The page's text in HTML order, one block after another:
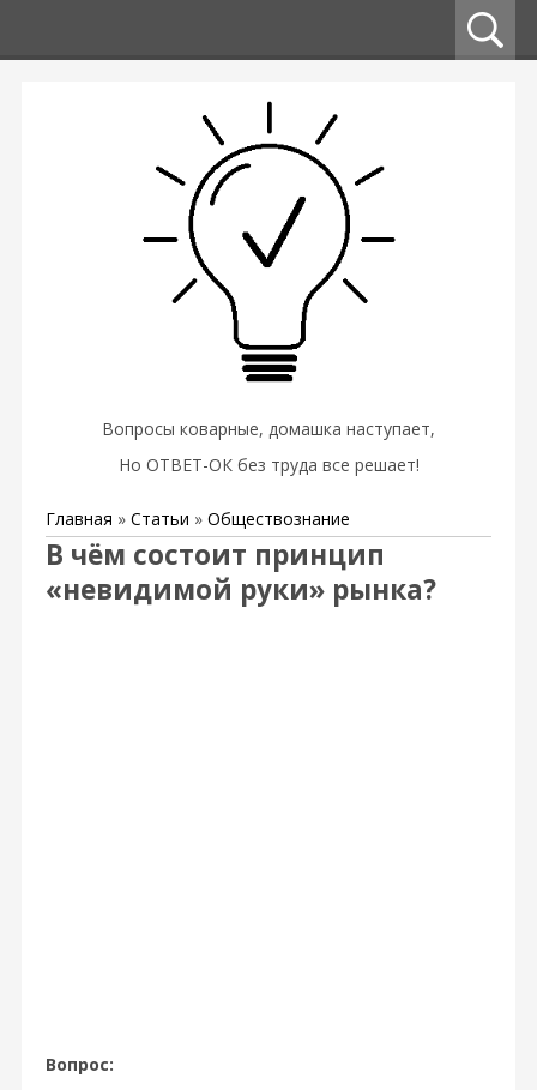
Вопросы коварные, домашка наступает,
Но ОТВЕТ-ОК без труда все решает!
Главная » Статьи » Обществознание
В чём состоит принцип
«невидимой руки» рынка?
Вопрос: